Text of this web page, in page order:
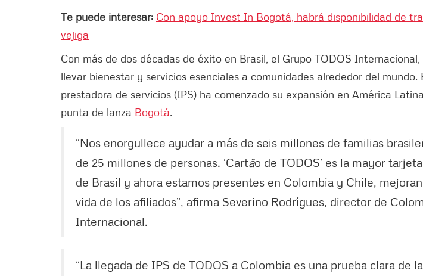
Te puede interesar: Con apoyo Invest In Bogotá, habrá disponibilidad de
vejiga
Con más de dos décadas de éxito en Brasil, el Grupo TODOS
llevar bienestar y servicios esenciales a comunidades alrededor del mundo.
prestadora de servicios (IPS) ha comenzado su expansión en América
punta de lanza Bogotá.
“Nos enorgullece ayudar a más de seis millones de familias
de 25 millones de personas. ‘Cartão de TODOS’ es la mayor
de Brasil y ahora estamos presentes en Colombia y Chile,
vida de los afiliados”, afirma Severino Rodrígues, director de
Internacional.
“La llegada de IPS de TODOS a Colombia es una prueba clara de